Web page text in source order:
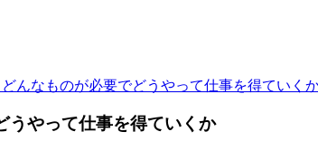
んなものが必要でどうやって仕事を得ていく
うやって仕事を得ていくか